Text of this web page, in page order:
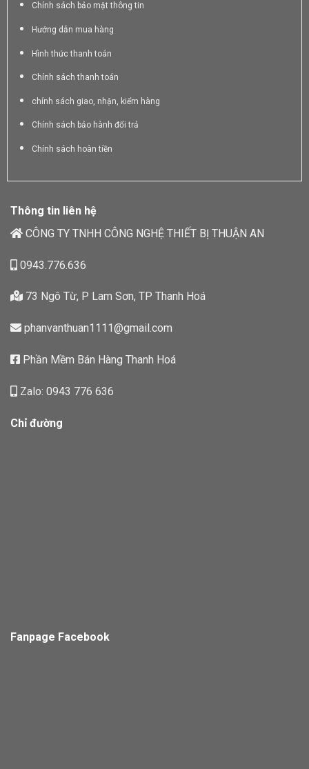
Chính sách bảo mật thông tin
Hướng dẫn mua hàng
Hình thức thanh toán
Chính sách thanh toán
chính sách giao, nhận, kiểm hàng
Chính sách bảo hành đổi trả
Chính sách hoàn tiền
Thông tin liên hệ
CÔNG TY TNHH CÔNG NGHỆ THIẾT BỊ THUẬN AN
0943.776.636
73 Ngô Từ, P Lam Sơn, TP Thanh Hoá
phanvanthuan1111@gmail.com
Phần Mềm Bán Hàng Thanh Hoá
Zalo: 0943 776 636
Chỉ đường
Fanpage Facebook